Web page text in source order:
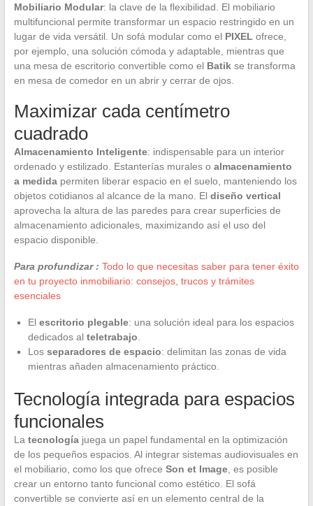
Mobiliario Modular: la clave de la flexibilidad. El mobiliario
multifuncional permite transformar un espacio restringido en un
lugar de vida versátil. Un sofá modular como el PIXEL ofrece,
por ejemplo, una solución cómoda y adaptable, mientras que
una mesa de escritorio convertible como el Batikse transforma
en mesa de comedor en un abrir y cerrar de ojos.
Maximizar cada centímetro
cuadrado
Almacenamiento Inteligente: indispensable para un interior
ordenado y estilizado. Estanterías murales o almacenamiento
a medidapermiten liberar espacio en el suelo, manteniendo los
objetos cotidianos al alcance de la mano. El diseño vertical
aprovecha la altura de las paredes para crear superficies de
almacenamiento adicionales, maximizando así el uso del
espacio disponible.
Para profundizar : Todo lo que necesitas saber para tener éxito
en tu proyecto inmobiliario: consejos, trucos y trámites
esenciales
El escritorio plegable: una solución ideal para los espacios
dedicados al teletrabajo
Los separadores de espacio: delimitan las zonas de vida
mientras añaden almacenamiento práctico.
Tecnología integrada para espacios
funcionales
La tecnologíajuega un papel fundamental en la optimización
de los pequeños espacios. Al integrar sistemas audiovisuales en
el mobiliario, como los que ofrece Son et Image, es posible
crear un entorno tanto funcional como estético. El sofá
convertible se convierte así en un elemento central de la